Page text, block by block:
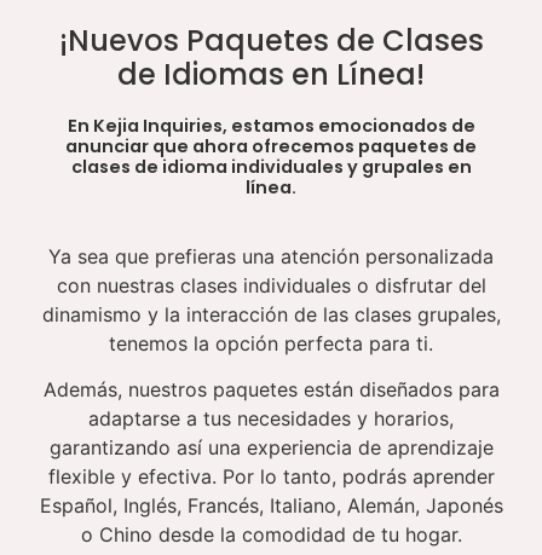
¡Nuevos Paquetes de Clases
de Idiomas en Línea!
En Kejia Inquiries, estamos emocionados de
anunciar que ahora ofrecemos paquetes de
clases de idioma individuales y grupales en
línea.
Ya sea que prefieras una atención personalizada
con nuestras clases individuales o disfrutar del
dinamismo y la interacción de las clases grupales,
tenemos la opción perfecta para ti.
Además, nuestros paquetes están diseñados para
adaptarse a tus necesidades y horarios,
garantizando así una experiencia de aprendizaje
flexible y efectiva. Por lo tanto, podrás aprender
Español, Inglés, Francés, Italiano, Alemán, Japonés
o Chino desde la comodidad de tu hogar.